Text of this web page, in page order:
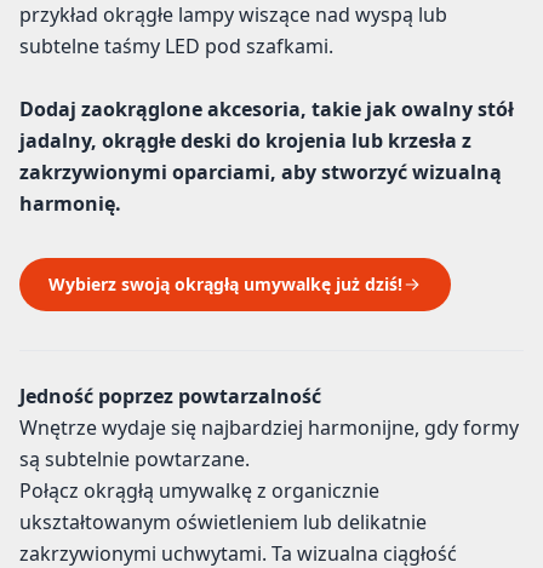
przykład okrągłe lampy wiszące nad wyspą lub
subtelne taśmy LED pod szafkami.
Dodaj zaokrąglone akcesoria, takie jak owalny stół
jadalny, okrągłe deski do krojenia lub krzesła z
zakrzywionymi oparciami, aby stworzyć wizualną
harmonię.
Wybierz swoją okrągłą umywalkę już dziś!
Jedność poprzez powtarzalność
Wnętrze wydaje się najbardziej harmonijne, gdy formy
są subtelnie powtarzane.
Połącz okrągłą umywalkę z organicznie
ukształtowanym oświetleniem lub delikatnie
zakrzywionymi uchwytami. Ta wizualna ciągłość